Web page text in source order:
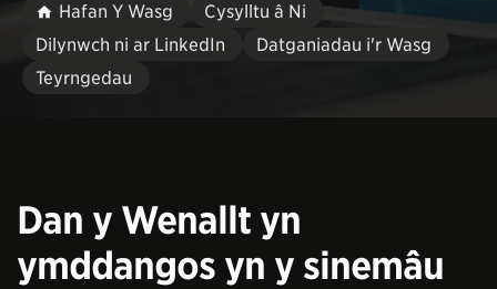
Hafan Y Wasg
Cysylltu â Ni
Dilynwch ni ar LinkedIn
Datganiadau i'r Wasg
Teyrngedau
Dan y Wenallt yn
ymddangos yn y sinemâu